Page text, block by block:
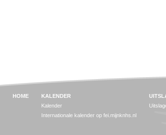
HOME
KALENDER
Kalender
Internationale kalender op fei.mijnknhs.nl